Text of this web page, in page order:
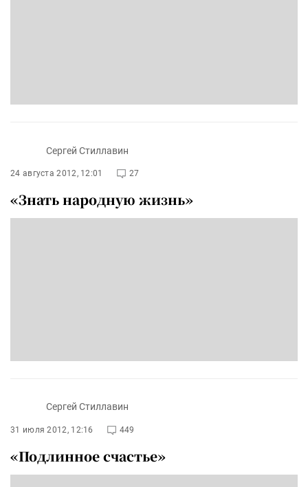
Сергей Стиллавин
24 августа 2012, 12:01 27
«Знать народную жизнь»
Сергей Стиллавин
31 июля 2012, 12:16 449
«Подлинное счастье»